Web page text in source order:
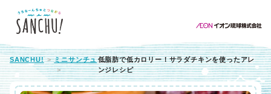
SANCHU! ミニサンチュ低脂肪で低カロリー！サラダチキンを使ったアレ
ンジレシピ